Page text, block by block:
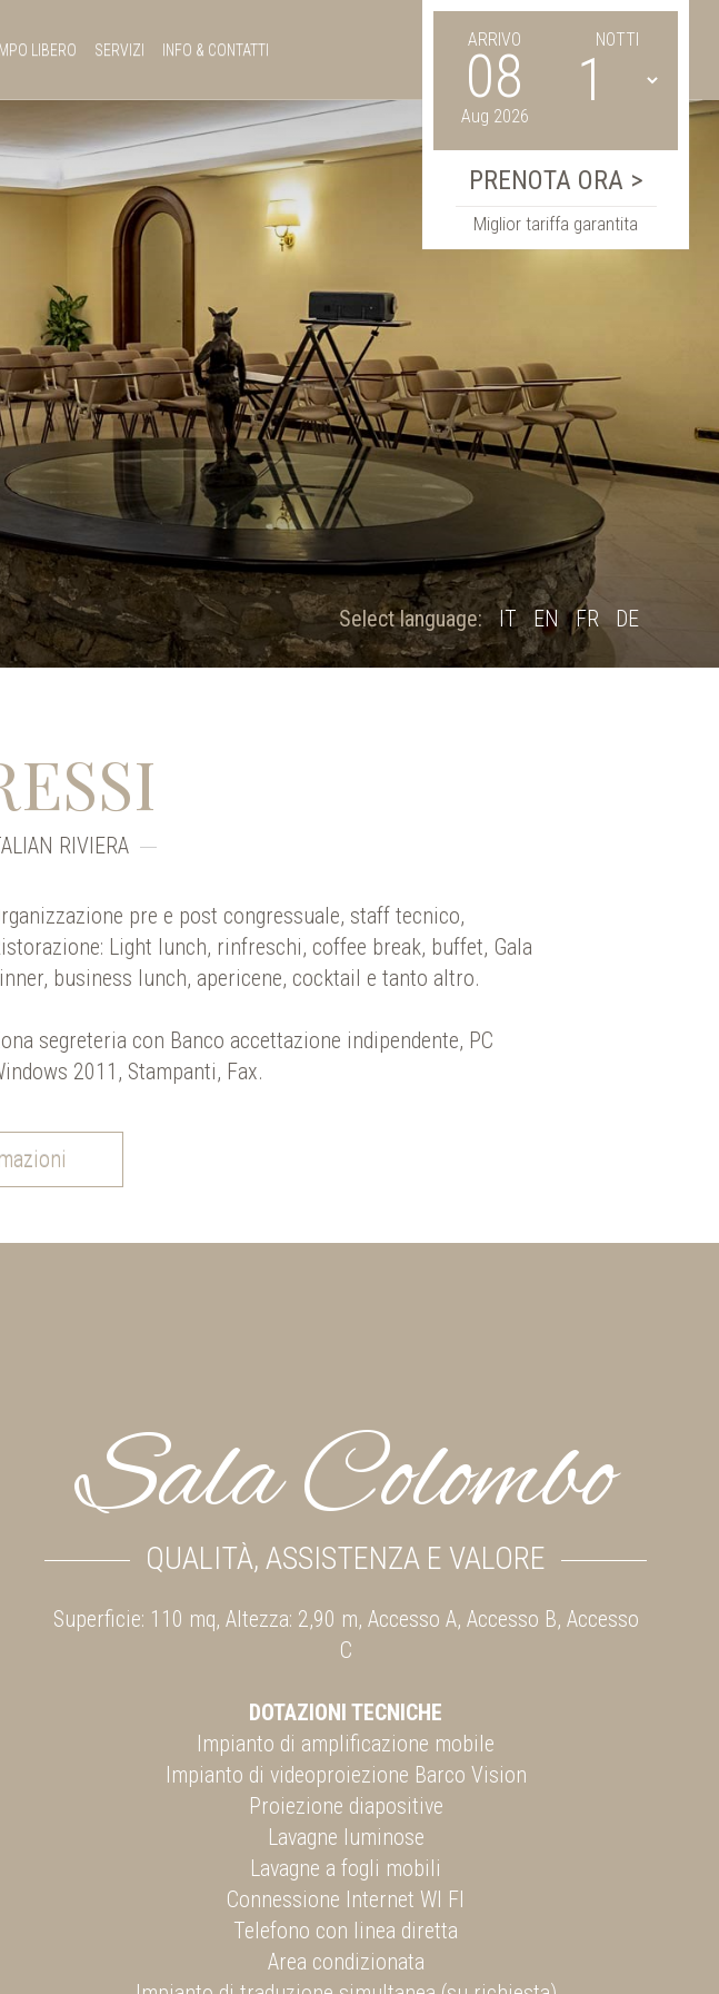
LIBERO SERVIZI INFO & CONTATTI ARRIVO
08
Aug 2026
NOTTI
Miglior tariffa garantita
Select language: IT EN FR DE
RIVIERA
pre e post congressuale, staff tecnico,
Light lunch, rinfreschi, coffee break, buffet, Gala
business lunch, apericene, cocktail e tanto altro.
segreteria con Banco accettazione indipendente, PC
2011, Stampanti, Fax.
Sala Colombo
QUALITÀ, ASSISTENZA E VALORE
Superficie: 110 mq, Altezza: 2,90 m, Accesso A, Accesso B, Accesso
C
DOTAZIONI TECNICHE
Impianto di amplificazione mobile
Impianto di videoproiezione Barco Vision
Proiezione diapositive
Lavagne luminose
Lavagne a fogli mobili
Connessione Internet WI FI
Telefono con linea diretta
Area condizionata